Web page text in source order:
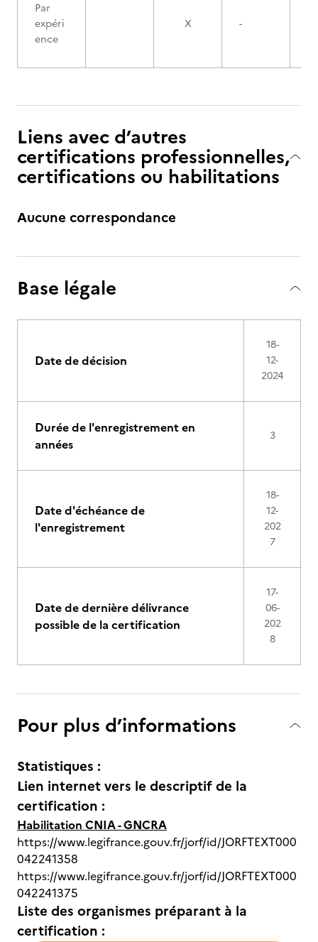
Par
expéri
ence
X -
Liens avec d’autres
certifications professionnelles,
certifications ou habilitations
Aucune correspondance
Base légale
Date de décision
18-
12-
2024
Durée de l'enregistrement en
années
3
Date d'échéance de
l'enregistrement
18-
12-
202
7
Date de dernière délivrance
possible de la certification
17-
06-
202
8
Pour plus d’informations
Statistiques :
Lien internet vers le descriptif de la
certification :
Habilitation CNIA - GNCRA
https://www.legifrance.gouv.fr/jorf/id/JORFTEXT000
042241358
https://www.legifrance.gouv.fr/jorf/id/JORFTEXT000
042241375
Liste des organismes préparant à la
certification :